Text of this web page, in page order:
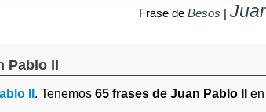
Frase de Besos |
Pablo II
II . Tenemos 65 frases de Juan Pablo II